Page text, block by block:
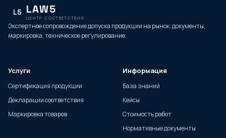
L5 LAW5
ЦЕНТР СООТВЕТСТВИЯ
Экспертное сопровождение допуска продукции на рынок: документы,
маркировка, техническое регулирование.
Услуги
Сертификация продукции
Декларации соответствия
Маркировка товаров
Информация
База знаний
Кейсы
Стоимость работ
Нормативные документы